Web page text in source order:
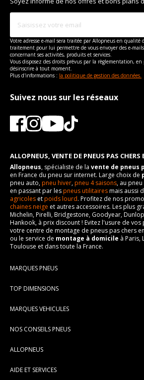
Votre adresse e-mail sera traitée par Allopneus en qualité
traitement pour lui permettre de vous envoyer des e-
concernant ses activités, produits et services.
Vous disposez des droits prévus par la règlementation,
désinscrire à tout moment.
Plus d'informations : la politique de gestion des données.
Suivez nous sur les réseaux
ALLOPNEUS, VENTE DE PNEUS PAS CHERS
Allopneus, spécialiste de la vente de pneus
en France du pneu sur internet. Large choix de
pneu auto,pneu hiver,pneu 4 saisons, au pneu
en passant par lespneus utilitairesmais aussi
agricoles etpoids lourd. Profitez de nos
chaines neige et autres accessoires. Les plus
Michelin, Pirelli, Bridgestone, Goodyear,
Hankook, à prix discount ! Evitez l'usure de vos
votre centre de montage de pneus pas chers en
ou le service de montage à domicile à Paris,
Toulouse et dans toute la France.
MARQUES PNEUS
Pneus Continental
Pneus Hankook
Pneus Dunlop
TOP DIMENSIONS
195/65R15
205/60R16
MARQUES VEHICULES
Peugeot
NOS CONSEILS PNEUS
Pression pneu
ALLOPNEUS
AIDE ET SERVICES